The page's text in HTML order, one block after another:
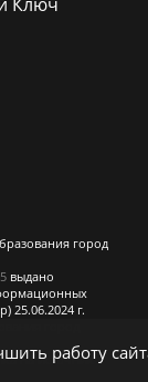
город
выдано
25.06.2024 г.
на источник
работу